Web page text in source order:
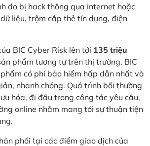
do bị hack thông qua internet hoặc
liệu, trộm cắp thẻ tín dụng, điện
BIC Cyber Risk lên tới 135 triệu
phẩm tương tự trên thị trường, BIC
có phí bảo hiểm hấp dẫn nhất và
nhanh chóng. Quá trình bồi thường
hóa, đi đầu trong công tác yêu cầu,
online nhằm mang tới sự thuận tiện
phối tại các điểm giao dịch của